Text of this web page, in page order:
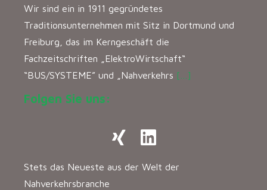
Wir sind ein in 1911 gegründetes
Traditionsunternehmen mit Sitz in Dortmund und
Freiburg, das im Kerngeschäft die
Fachzeitschriften „ElektroWirtschaft“
“BUS/SYSTEME” und „Nahverkehrs […]
Folgen Sie uns:
Stets das Neueste aus der Welt der
Nahverkehrsbranche